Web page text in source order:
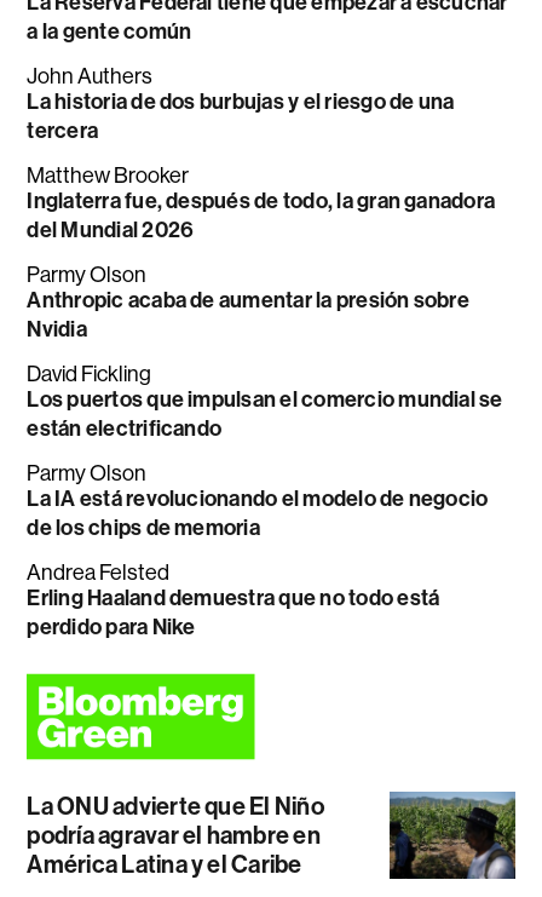
a la gente común
John Authers
La historia de dos burbujas y el riesgo de una
tercera
Matthew Brooker
Inglaterra fue, después de todo, la gran ganadora
del Mundial 2026
Parmy Olson
Anthropic acaba de aumentar la presión sobre
Nvidia
David Fickling
Los puertos que impulsan el comercio mundial se
están electrificando
Parmy Olson
La IA está revolucionando el modelo de negocio
de los chips de memoria
Andrea Felsted
Erling Haaland demuestra que no todo está
perdido para Nike
La ONU advierte que El Niño
podría agravar el hambre en
América Latina y el Caribe